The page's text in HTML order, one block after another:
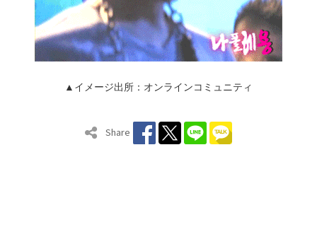
▲イメージ出所：オンラインコミュニティ
Share